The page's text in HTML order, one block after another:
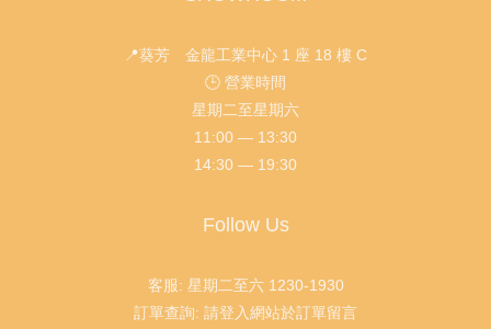
📍葵芳 金龍工業中心 1 座 18 樓 C
🕒 營業時間
星期二至星期六
11:00 — 13:30
14:30 — 19:30
Follow Us
客服: 星期二至六 1230-1930
訂單查詢: 請登入網站於訂單留言